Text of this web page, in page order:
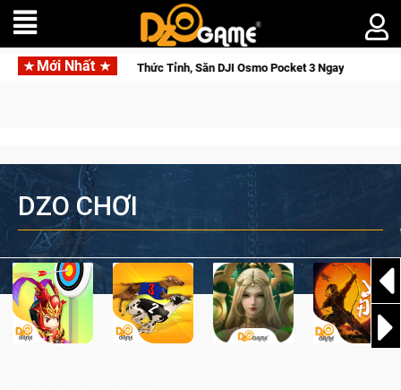
Mới Nhất
Cửu Giới Thức Tỉnh, Săn DJI Osmo Pocket 3 Ngay Hôm Nay
DZO CHƠI